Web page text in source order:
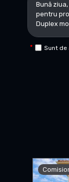
Sunt de